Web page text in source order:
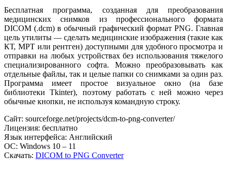
Бесплатная программа, созданная для преобразования
медицинских снимков из профессионального формата
DICOM (.dcm) в обычный графический формат PNG. Главная
цель утилиты — сделать медицинские изображения (такие как
КТ, МРТ или рентген) доступными для удобного просмотра и
отправки на любых устройствах без использования тяжелого
специализированного софта. Можно преобразовывать как
отдельные файлы, так и целые папки со снимками за один раз.
Программа имеет простое визуальное окно (на базе
библиотеки Tkinter), поэтому работать с ней можно через
обычные кнопки, не используя командную строку.
Сайт: sourceforge.net/projects/dcm-to-png-converter/
Лицензия: бесплатно
Язык интерфейса: Английский
ОС: Windows 10 – 11
Скачать: DICOM to PNG Converter